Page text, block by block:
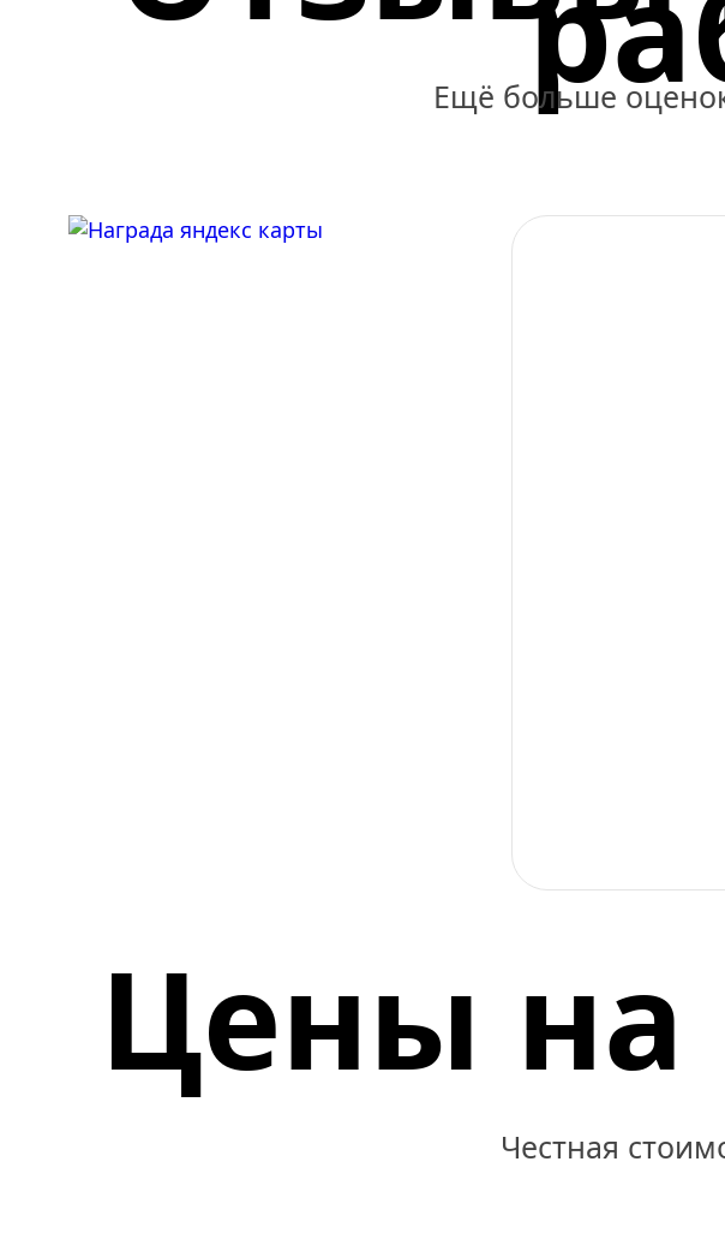
Ещё больше
Цены на
Честная